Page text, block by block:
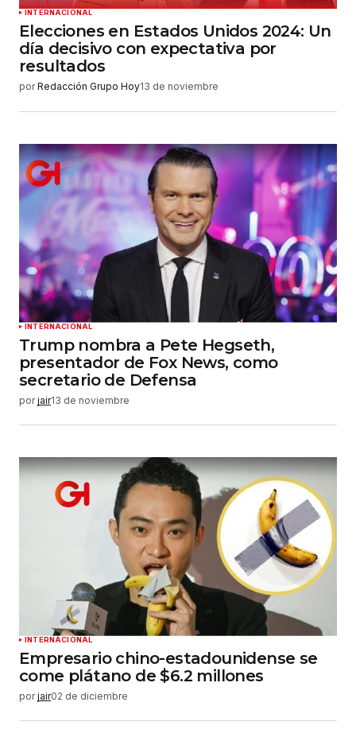
INTERNACIONAL
Elecciones en Estados Unidos 2024: Un
día decisivo con expectativa por
resultados
por Redacción Grupo Hoy13 de noviembre
INTERNACIONAL
Trump nombra a Pete Hegseth,
presentador de Fox News, como
secretario de Defensa
por jair13 de noviembre
INTERNACIONAL
Empresario chino-estadounidense se
come plátano de $6.2 millones
por jair02 de diciembre